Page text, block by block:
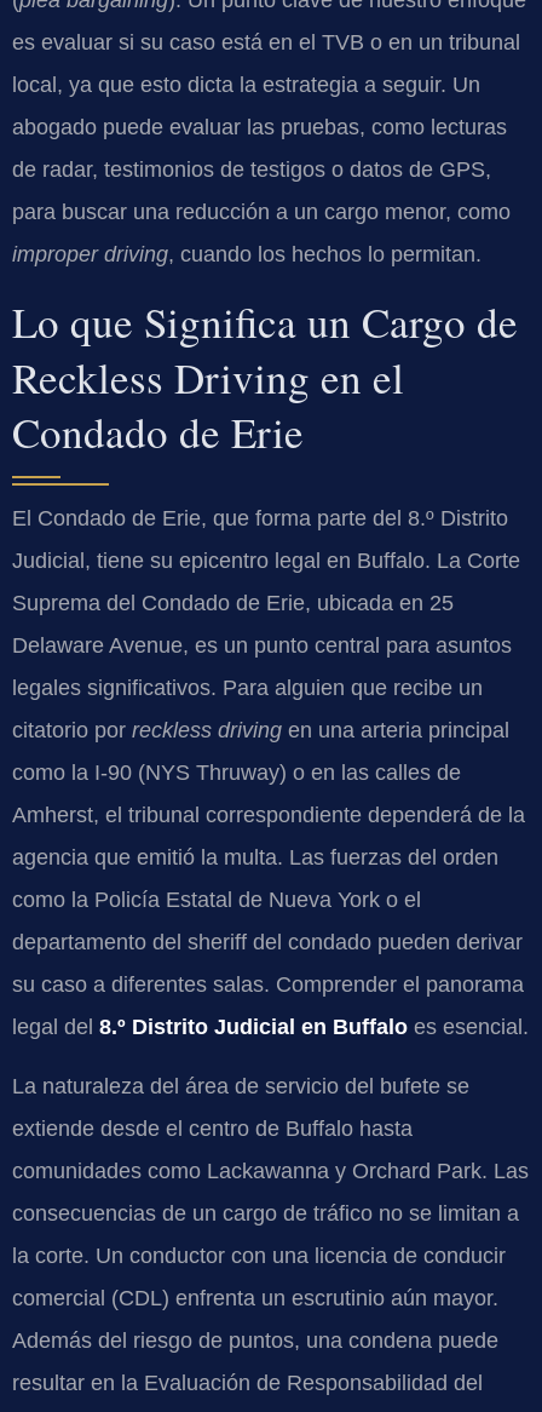
es evaluar si su caso está en el TVB o en un tribunal
local, ya que esto dicta la estrategia a seguir. Un
abogado puede evaluar las pruebas, como lecturas
de radar, testimonios de testigos o datos de GPS,
para buscar una reducción a un cargo menor, como
improper driving, cuando los hechos lo permitan.
Lo que Significa un Cargo de
Reckless Driving en el
Condado de Erie
El Condado de Erie, que forma parte del 8.º Distrito
Judicial, tiene su epicentro legal en Buffalo. La Corte
Suprema del Condado de Erie, ubicada en 25
Delaware Avenue, es un punto central para asuntos
legales significativos. Para alguien que recibe un
citatorio por reckless driving en una arteria principal
como la I-90 (NYS Thruway) o en las calles de
Amherst, el tribunal correspondiente dependerá de la
agencia que emitió la multa. Las fuerzas del orden
como la Policía Estatal de Nueva York o el
departamento del sheriff del condado pueden derivar
su caso a diferentes salas. Comprender el panorama
legal del 8.º Distrito Judicial en Buffalo es esencial.
La naturaleza del área de servicio del bufete se
extiende desde el centro de Buffalo hasta
comunidades como Lackawanna y Orchard Park. Las
consecuencias de un cargo de tráfico no se limitan a
la corte. Un conductor con una licencia de conducir
comercial (CDL) enfrenta un escrutinio aún mayor.
Además del riesgo de puntos, una condena puede
resultar en la Evaluación de Responsabilidad del